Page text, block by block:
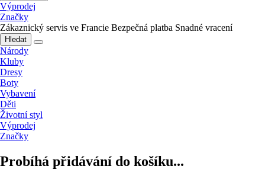
Výprodej
Značky
Zákaznický servis ve Francie Bezpečná platba Snadné vracení
Hledat
Národy
Kluby
Dresy
Boty
Vybavení
Děti
Životní styl
Výprodej
Značky
Probíhá přidávání do košíku...